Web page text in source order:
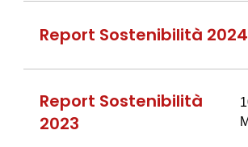
Report Sostenibilità 2024
Report Sostenibilità
2023